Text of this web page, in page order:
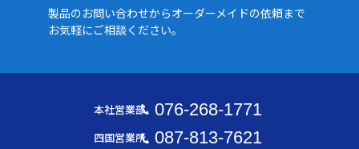
製品のお問い合わせからオーダーメイドの依頼まで
お気軽にご相談ください。
本社営業部 076-268-1771
四国営業所 087-813-7621